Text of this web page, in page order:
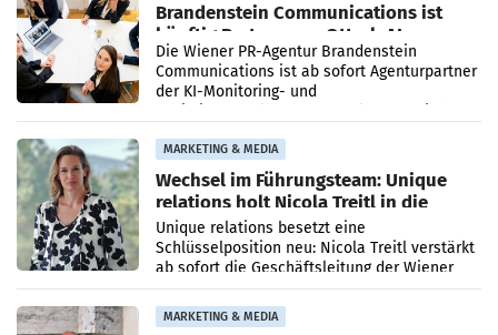
Brandenstein Communications ist
künftig Partner von OtterlyAI
Die Wiener PR-Agentur Brandenstein
Communications ist ab sofort Agenturpartner
der KI-Monitoring- und
MARKETING & MEDIA
Wechsel im Führungsteam: Unique
relations holt Nicola Treitl in die
Geschäftsleitung
Unique relations besetzt eine
Schlüsselposition neu: Nicola Treitl verstärkt
ab sofort die Geschäftsleitung der Wiener
PR-Agentur an der Seite von Josef Kalina und
Anna Kalina-Mahr.
MARKETING & MEDIA